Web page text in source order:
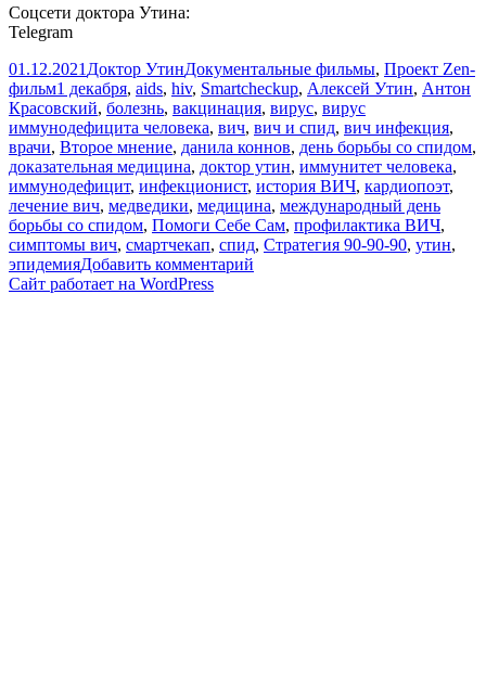
Соцсети доктора Утина:
Telegram
Опубликовано
01.12.2021 Автор
Доктор УтинРубрики
Документальные фильмы, Проект Zen-
фильмМетки
1 декабря, aids, hiv, Smartcheckup, Алексей Утин, Антон
Красовский, болезнь, вакцинация, вирус, вирус
иммунодефицита человека, вич, вич и спид, вич инфекция,
врачи, Второе мнение, данила коннов, день борьбы со спидом,
доказательная медицина, доктор утин, иммунитет человека,
иммунодефицит, инфекционист, история ВИЧ, кардиопоэт,
лечение вич, медведики, медицина, международный день
борьбы со спидом, Помоги Себе Сам, профилактика ВИЧ,
симптомы вич, смартчекап, спид, Стратегия 90-90-90, утин,
эпидемияДобавить комментарий
Сайт работает на WordPress